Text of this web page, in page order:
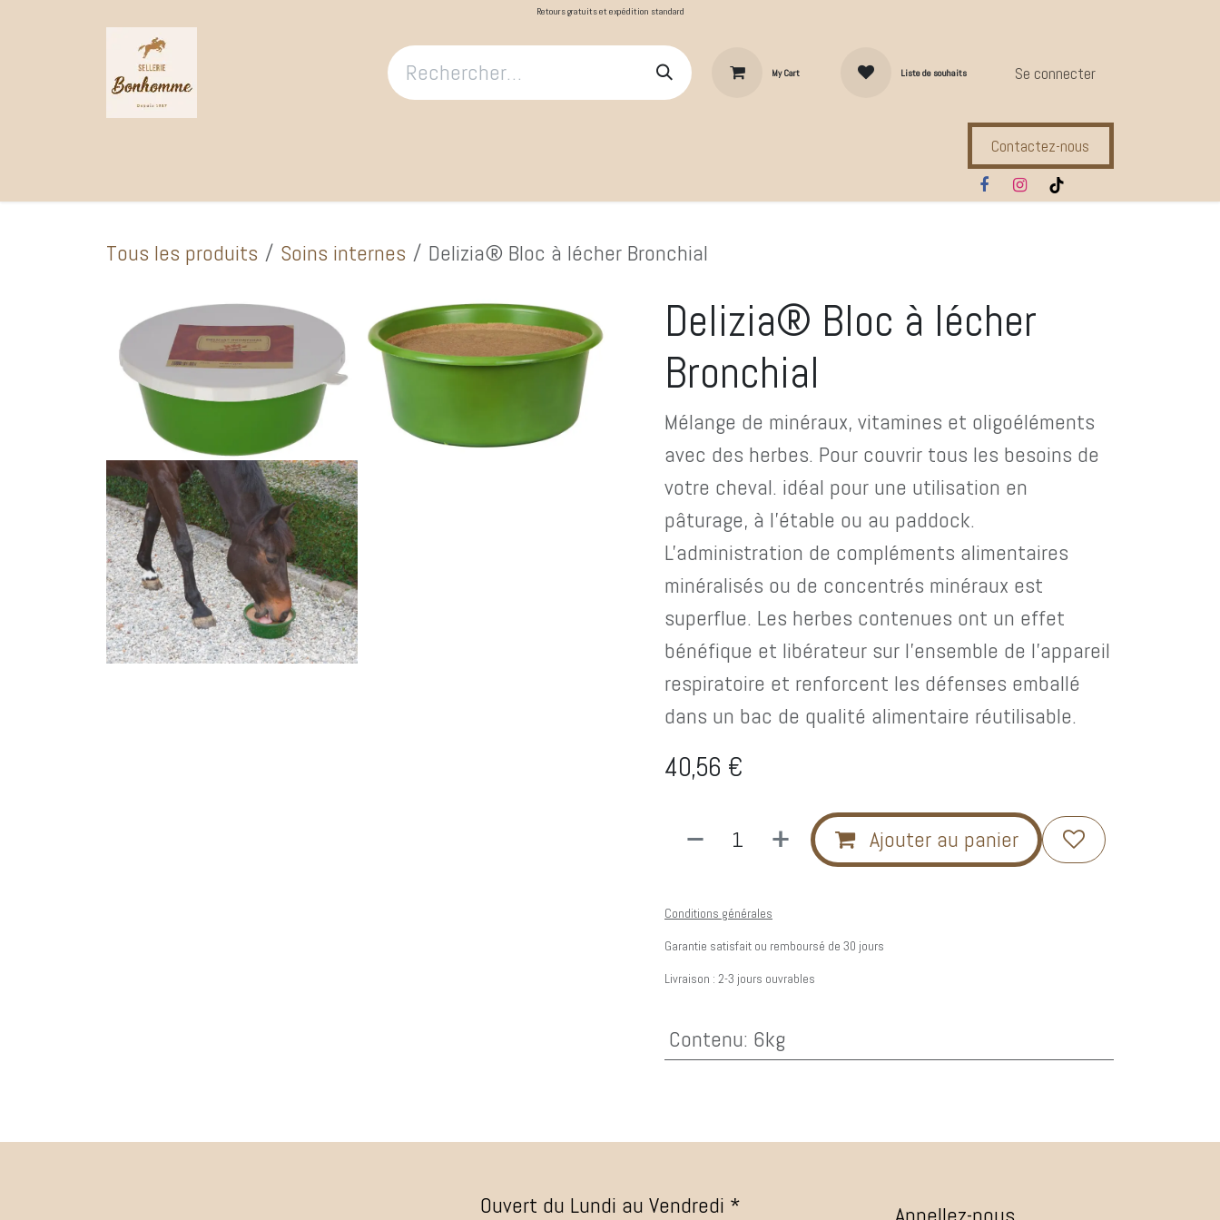
Retours gratuits et expédition standard
My Cart Liste de souhaits Se connecter
Compl. Alimentaires Ecuries
Contactez-nous
Tous les produits Soins internes Delizia® Bloc à lécher Bronchial
Delizia® Bloc à lécher
Bronchial
Mélange de minéraux, vitamines et oligoéléments
avec des herbes. Pour couvrir tous les besoins de
votre cheval. idéal pour une utilisation en
pâturage, à l'étable ou au paddock.
L'administration de compléments alimentaires
minéralisés ou de concentrés minéraux est
superflue. Les herbes contenues ont un effet
bénéfique et libérateur sur l'ensemble de l'appareil
respiratoire et renforcent les défenses emballé
dans un bac de qualité alimentaire réutilisable.
40,56 €
Ajouter au panier
Conditions générales
Garantie satisfait ou remboursé de 30 jours
Livraison : 2-3 jours ouvrables
Contenu: 6kg
Ouvert du Lundi au Vendredi *